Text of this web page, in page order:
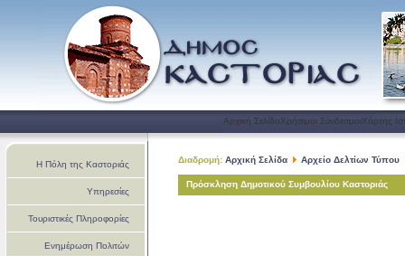
Αρχική ΣελίδαΧρήσιμοι ΣύνδεσμοιΧάρτης
Η Πόλη της Καστοριάς
Υπηρεσίες
Τουριστικές Πληροφορίες
Ενημέρωση Πολιτών
Διαδρομή: Αρχική Σελίδα Αρχείο Δελτίων Τύπου
Πρόσκληση Δημοτικού Συμβουλίου Καστοριάς